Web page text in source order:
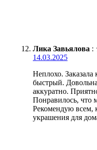
Лика Завьялова :
14.03.2025
Неплохо.
быстрый.
аккуратно.
Понравилось, что
Рекомендую всем,
украшения для